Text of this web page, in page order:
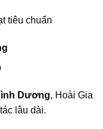
tiêu chuẩn
Dương, Hoài Gia
lâu dài.